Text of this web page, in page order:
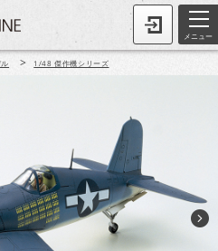
メニュー
> 1/48 傑作機シリーズ